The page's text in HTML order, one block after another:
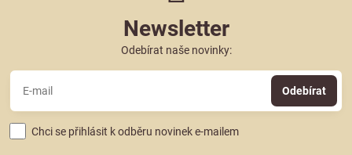
Newsletter
Odebírat naše novinky:
Odebírat
Chci se přihlásit k odběru novinek e-mailem